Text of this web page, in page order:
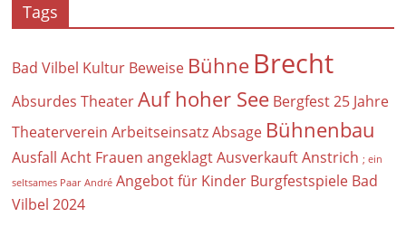
Tags
Bad Vilbel Kultur Beweise Bühne Brecht
Absurdes Theater Auf hoher See Bergfest 25 Jahre
Theaterverein Arbeitseinsatz Absage Bühnenbau
Ausfall Acht Frauen angeklagt Ausverkauft Anstrich ; ein
seltsames Paar André Angebot für Kinder Burgfestspiele Bad
Vilbel 2024